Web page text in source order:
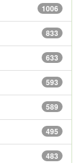
1006
833
633
593
589
495
483